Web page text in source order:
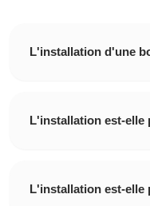
L'installation d'une
L'installation est-elle
L'installation est-elle